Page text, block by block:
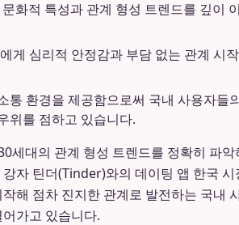
화적 특성과 관계 형성 트렌드를 깊이
게 심리적 안정감과 부담 없는 관계 시
통 환경을 제공함으로써 국내 사용자들
위를 점하고 있습니다.
세대의 관계 형성 트렌드를 정확히 파
자 틴더(Tinder)와의 데이팅 앱 한국
해 점차 진지한 관계로 발전하는 국내
가고 있습니다.